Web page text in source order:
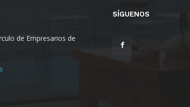
de Empresarios de
SÍGUENOS